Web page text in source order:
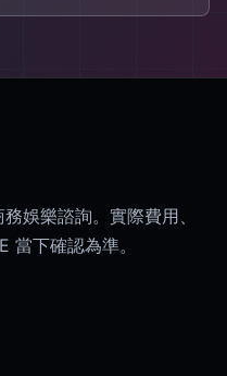
娛樂諮詢。實際費用、
當下確認為準。